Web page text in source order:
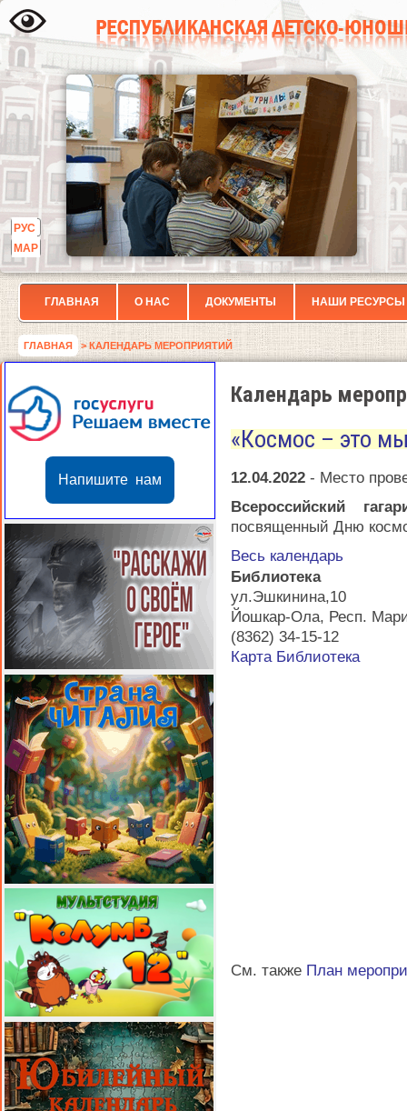
РУС
МАР
ГЛАВНАЯ О НАС ДОКУМЕНТЫ НАШИ РЕСУРСЫ
ГЛАВНАЯ > КАЛЕНДАРЬ МЕРОПРИЯТИЙ
Напишите нам
Календарь
«Космос – это
12.04.2022 - Место
Всероссийский
посвященный Дню
Весь календарь
Библиотека
ул.Эшкинина,10
Йошкар-Ола, Респ.
(8362) 34-15-12
Карта Библиотека
См. также План